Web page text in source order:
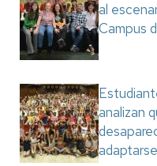
al
Campus
analizan